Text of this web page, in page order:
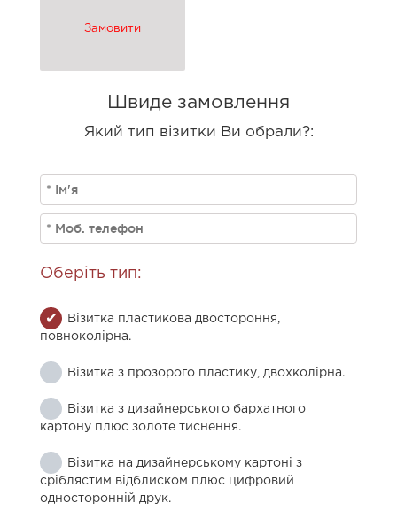
Замовити
Швиде замовлення
Який тип візитки Ви обрали?:
Оберіть тип:
Візитка пластикова двостороння,
повноколірна.
Візитка з прозорого пластику, двохколірна.
Візитка з дизайнерського бархатного
картону плюс золоте тиснення.
Візитка на дизайнерському картоні з
сріблястим відблиском плюс цифровий
односторонній друк.